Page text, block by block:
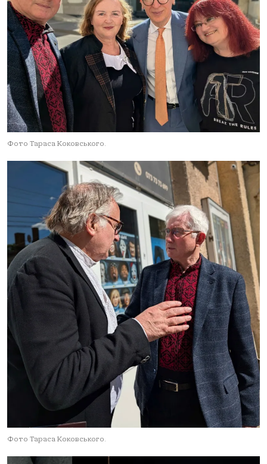
Фото Тараса Коковського.
Фото Тараса Коковського.